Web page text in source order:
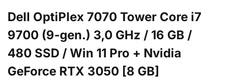
Dell OptiPlex 7070 Tower Core i7
9700 (9-gen.) 3,0 GHz / 16 GB /
480 SSD / Win 11 Pro + Nvidia
GeForce RTX 3050 [8 GB]